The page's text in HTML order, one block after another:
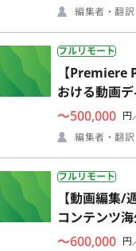
編集者・翻
フルリモート
【Premiere
おける動画
〜500,000 円
編集者・翻
フルリモート
【動画編集/
コンテンツ
〜600,000 円